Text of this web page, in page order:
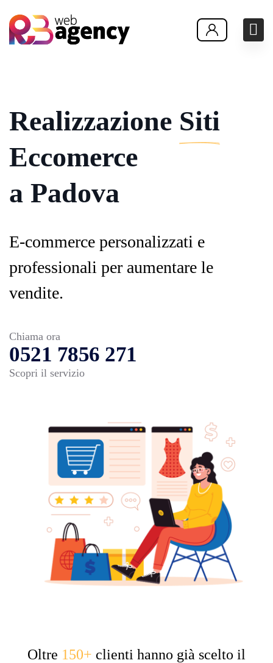
Realizzazione Siti
Eccomerce
a Padova
E-commerce personalizzati e
professionali per aumentare le
vendite.
Chiama ora
0521 7856 271
Scopri il servizio
Oltre 150+ clienti hanno già scelto il